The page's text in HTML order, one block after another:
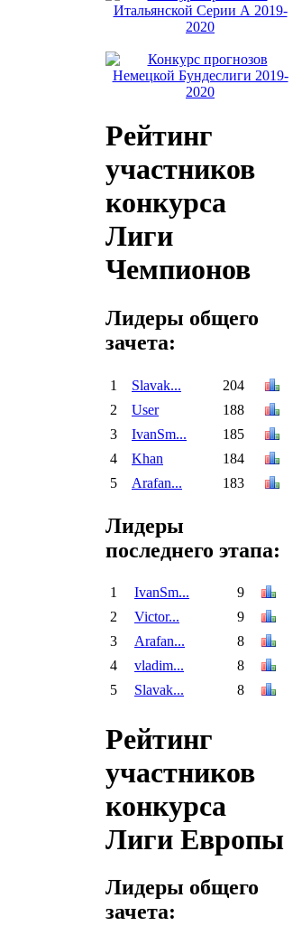
Рейтинг
участников
конкурса
Лиги
Чемпионов
Лидеры общего
зачета:
1 Slavak...
204
2
User
188
3
IvanSm...
185
4
Khan
184
5
Arafan... 183
Лидеры
последнего этапа:
1 IvanSm...
9
2
Victor...
9
3
Arafan...
8
4
vladim...
8
5
Slavak... 8
Рейтинг
участников
конкурса
Лиги Европы
Лидеры общего
зачета: